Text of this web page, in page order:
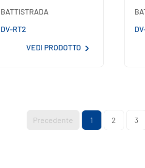
BATTISTRADA
DV-RT2
VEDI PRODOTTO
Precedente 1 2 3